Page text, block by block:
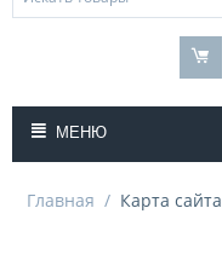
МЕНЮ
Главная / Карта сайта